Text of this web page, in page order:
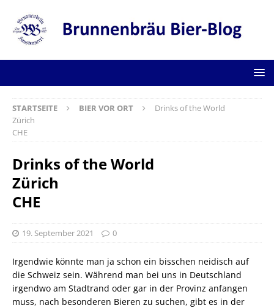
STARTSEITE BIER VOR ORT
Drinks of the World
Zürich
CHE
Drinks of the World
Zürich
CHE
19. September 2021 0
Irgendwie könnte man ja schon ein bisschen neidisch auf
die Schweiz sein. Während man bei uns in Deutschland
irgendwo am Stadtrand oder gar in der Provinz anfangen
muss, nach besonderen Bieren zu suchen, gibt es in der